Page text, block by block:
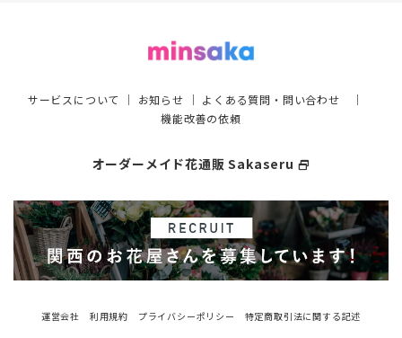
サービスについて ｜ お知らせ ｜ よくある質問・問い合わせ ｜
機能改善の依頼
オーダーメイド花通販 Sakaseru select_window
運営会社 利用規約 プライバシーポリシー
特定商取引法に関する記述